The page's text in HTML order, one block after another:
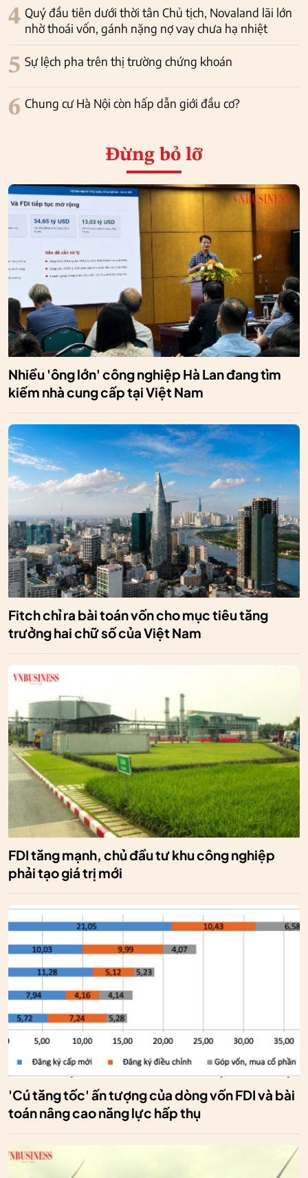
4 Quý đầu tiên dưới thời tân Chủ tịch, Novaland lãi lớn
nhờ thoái vốn, gánh nặng nợ vay chưa hạ nhiệt
5 Sự lệch pha trên thị trường chứng khoán
6 Chung cư Hà Nội còn hấp dẫn giới đầu cơ?
Đừng bỏ lỡ
Nhiều 'ông lớn' công nghiệp Hà Lan đang tìm
kiếm nhà cung cấp tại Việt Nam
Fitch chỉ ra bài toán vốn cho mục tiêu tăng
trưởng hai chữ số của Việt Nam
FDI tăng mạnh, chủ đầu tư khu công nghiệp
phải tạo giá trị mới
'Cú tăng tốc' ấn tượng của dòng vốn FDI và bài
toán nâng cao năng lực hấp thụ